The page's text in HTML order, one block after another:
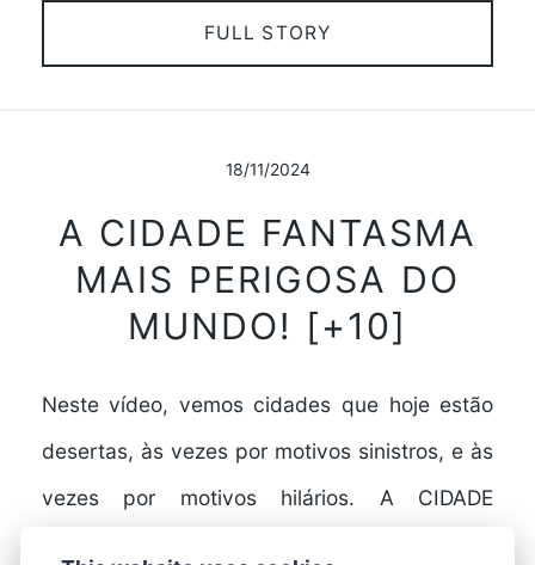
FULL STORY
18/11/2024
A CIDADE FANTASMA
MAIS PERIGOSA DO
MUNDO! [+10]
Neste vídeo, vemos cidades que hoje estão
desertas, às vezes por motivos sinistros, e às
vezes por motivos hilários. A CIDADE